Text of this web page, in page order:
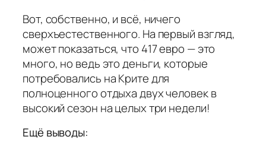
Вот, собственно, и всё, ничего
сверхъестественного. На первый взгляд,
может показаться, что 417 евро — это
много, но ведь это деньги, которые
потребовались на Крите для
полноценного отдыха двух человек в
высокий сезон на целых три недели!
Ещё выводы: